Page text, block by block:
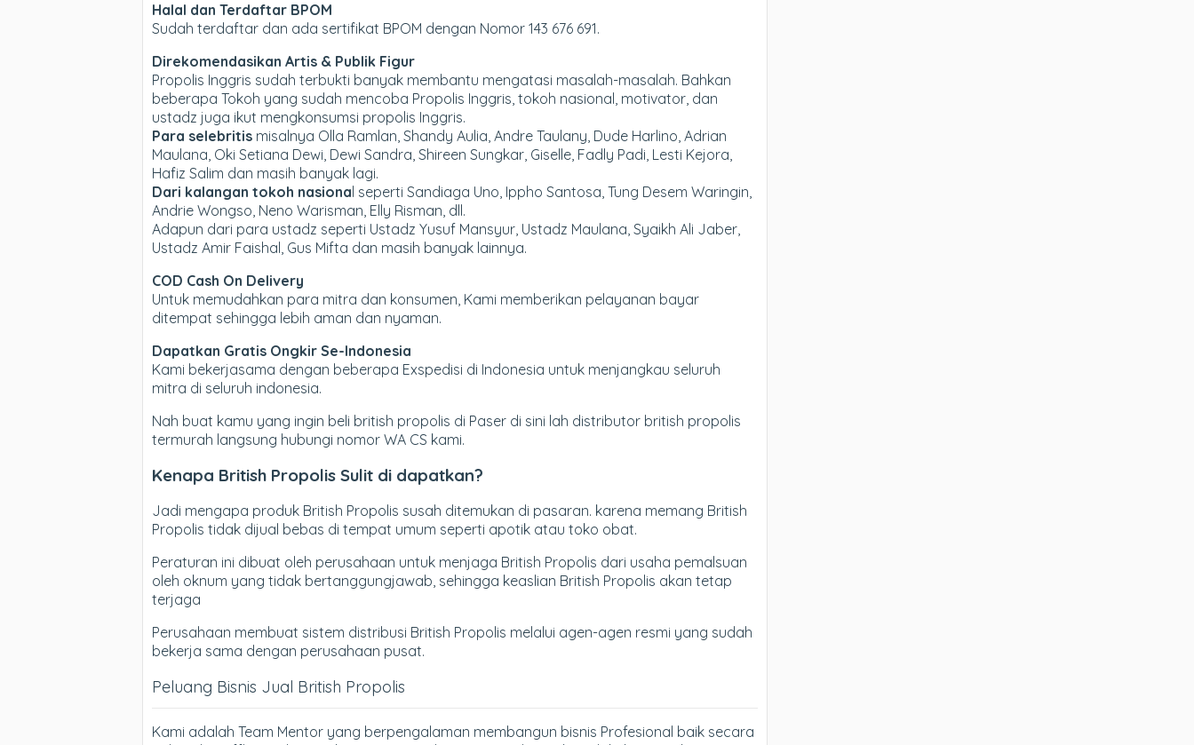
Halal dan Terdaftar BPOM
Sudah terdaftar dan ada sertifikat BPOM dengan Nomor 143 676 691.
Direkomendasikan Artis & Publik Figur
Propolis Inggris sudah terbukti banyak membantu mengatasi masalah-masalah. Bahkan
beberapa Tokoh yang sudah mencoba Propolis Inggris, tokoh nasional, motivator, dan
ustadz juga ikut mengkonsumsi propolis Inggris.
Para selebritis misalnya Olla Ramlan, Shandy Aulia, Andre Taulany, Dude Harlino, Adrian
Maulana, Oki Setiana Dewi, Dewi Sandra, Shireen Sungkar, Giselle, Fadly Padi, Lesti Kejora,
Hafiz Salim dan masih banyak lagi.
Dari kalangan tokoh nasional seperti Sandiaga Uno, Ippho Santosa, Tung Desem Waringin,
Andrie Wongso, Neno Warisman, Elly Risman, dll.
Adapun dari para ustadz seperti Ustadz Yusuf Mansyur, Ustadz Maulana, Syaikh Ali Jaber,
Ustadz Amir Faishal, Gus Mifta dan masih banyak lainnya.
COD Cash On Delivery
Untuk memudahkan para mitra dan konsumen, Kami memberikan pelayanan bayar
ditempat sehingga lebih aman dan nyaman.
Dapatkan Gratis Ongkir Se-Indonesia
Kami bekerjasama dengan beberapa Exspedisi di Indonesia untuk menjangkau seluruh
mitra di seluruh indonesia.
Nah buat kamu yang ingin beli british propolis di Paser di sini lah distributor british propolis
termurah langsung hubungi nomor WA CS kami.
Kenapa British Propolis Sulit di dapatkan?
Jadi mengapa produk British Propolis susah ditemukan di pasaran. karena memang British
Propolis tidak dijual bebas di tempat umum seperti apotik atau toko obat.
Peraturan ini dibuat oleh perusahaan untuk menjaga British Propolis dari usaha pemalsuan
oleh oknum yang tidak bertanggungjawab, sehingga keaslian British Propolis akan tetap
terjaga
Perusahaan membuat sistem distribusi British Propolis melalui agen-agen resmi yang sudah
bekerja sama dengan perusahaan pusat.
Peluang Bisnis Jual British Propolis
Kami adalah Team Mentor yang berpengalaman membangun bisnis Profesional baik secara